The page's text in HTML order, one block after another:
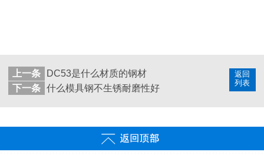
返回
列表
上一条
DC53是什么材质的钢材
下一条 什么模具钢不生锈耐磨性好